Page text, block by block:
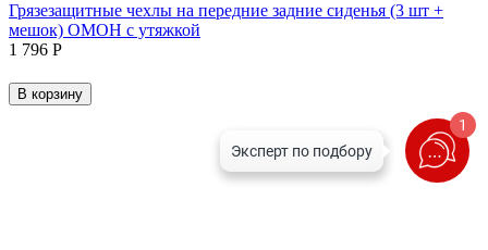
Грязезащитные чехлы на передние задние сиденья (3 шт +
мешок) ОМОН с утяжкой
1 796 Р
В корзину
1